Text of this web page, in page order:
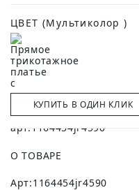
ЦВЕТ (Мультиколор )
КУПИТЬ В ОДИН КЛИК
О ТОВАРЕ
Арт:1164454jr4590